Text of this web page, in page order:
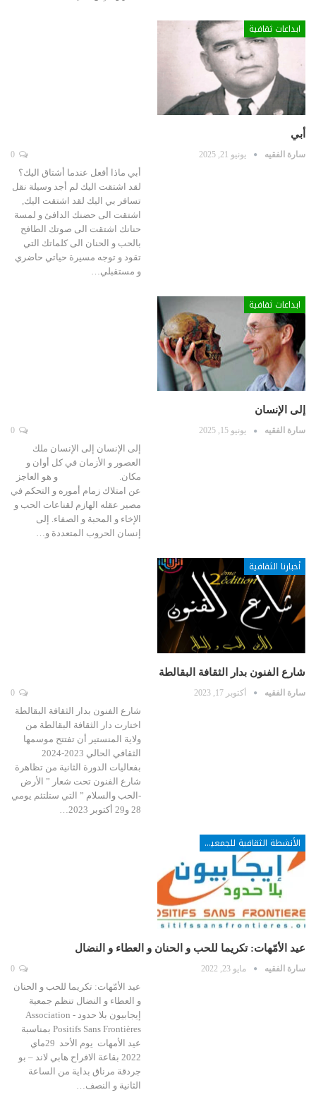
ابداعات ثقافية
أبي
سارة الفقيه يونيو 21, 2025
أبي ماذا أفعل عندما أشتاق اليك؟
لقد اشتقت اليك لم أجد وسيلة نقل
تسافر بي اليك لقد اشتقت اليك,
اشتقت الى حضنك الدافئ و لمسة
حنانك اشتقت الى صوتك الطافح
بالحب و الحنان الى كلماتك التي
تقود و توجه مسيرة حياتي حاضري
و مستقبلي…
ابداعات ثقافية
إلى الإنسان
سارة الفقيه يونيو 15, 2025
إلى الإنسان إلى الإنسان ملك
العصور و الأزمان في كل أوان و
مكان. و هو العاجز
عن امتلاك زمام أموره و التحكم في
مصير عقله الهازم لقناعات الحب و
الإخاء و المحبة و الصفاء. إلى
إنسان الحروب المتعددة و…
أخبارنا الثقافية
شارع الفنون بدار الثقافة البقالطة
سارة الفقيه أكتوبر 17, 2023
شارع الفنون بدار الثقافة البقالطة
اختارت دار الثقافة البقالطة من
ولاية المنستير أن تفتتح موسمها
الثقافي الحالي 2023-2024
بفعاليات الدورة الثانية من تظاهرة
شارع الفنون تحت شعار ” الأرض
-الحب والسلام ” التي ستلتئم يومي
28 و29 أكتوبر 2023…
الأنشطة الثقافية للجمعيات
عيد الأمّهات: تكريما للحب و الحنان و العطاء و النضال
سارة الفقيه مايو 23, 2022
عيد الأمّهات: تكريما للحب و الحنان
و العطاء و النضال تنظم جمعية
إيجابيون بلا حدود - Association
Positifs Sans Frontières بمناسبة
عيد الأمهات يوم الأحد 29ماي
2022 بقاعة الافراح هابي لاند – بو
جردقة مرناق بداية من الساعة
الثانية و النصف…